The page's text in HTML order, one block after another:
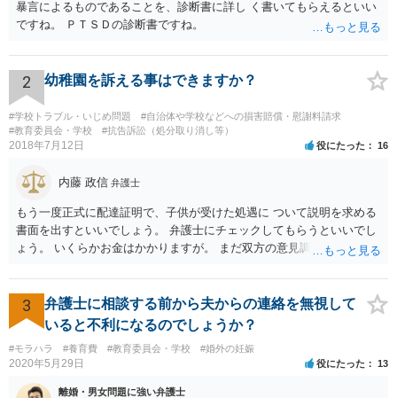
暴言によるものであることを、診断書に詳し く書いてもらえるといい
ですね。 ＰＴＳＤの診断書ですね。
2 幼稚園を訴える事はできますか？
#学校トラブル・いじめ問題
#自治体や学校などへの損害賠償・慰謝料請求
#教育委員会・学校
#抗告訴訟（処分取り消し等）
2018年7月12日 役にたった 16
内藤 政信 弁護士
もう一度正式に配達証明で、子供が受けた処遇に ついて説明を求める
書面を出すといいでしょう。 弁護士にチェックしてもらうといいでし
ょう。 いくらかお金はかかりますが。 まだ双方の意見調整が必要です
3
弁護士に相談する前から夫からの連絡を無視して
いると不利になるのでしょうか？
#モラハラ #養育費 #教育委員会・学校 #婚外の妊娠
2020年5月29日 役にたった 13
離婚・男女問題に強い弁護士